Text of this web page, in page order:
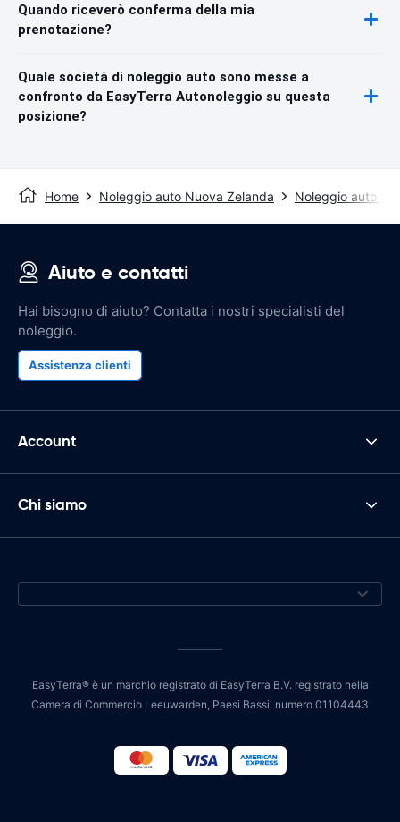
Quando riceverò conferma della mia
prenotazione?
Quale società di noleggio auto sono messe a
confronto da EasyTerra Autonoleggio su questa
posizione?
Home Noleggio auto Nuova Zelanda Noleggio auto
Aiuto e contatti
Hai bisogno di aiuto? Contatta i nostri specialisti del
noleggio.
Assistenza clienti
Account
Chi siamo
EasyTerra® è un marchio registrato di EasyTerra B.V. registrato nella
Camera di Commercio Leeuwarden, Paesi Bassi, numero 01104443